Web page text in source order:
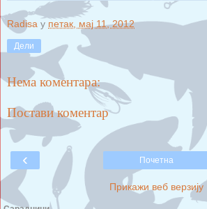
Radisa у петак, мај 11, 2012
Дели
Нема коментара:
Постави коментар
‹ Почетна
Прикажи веб верзију